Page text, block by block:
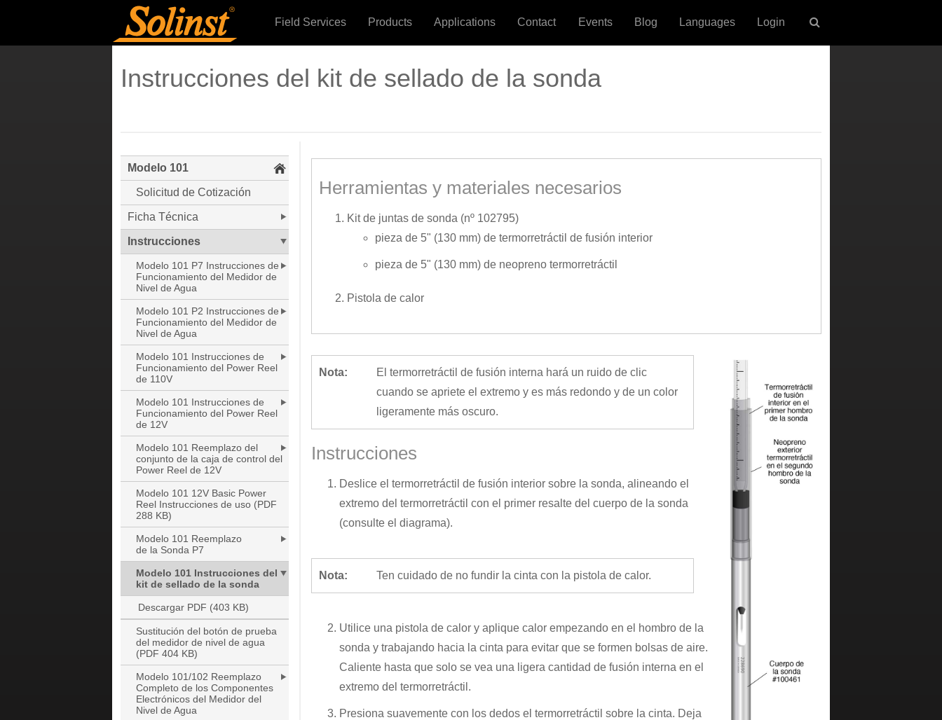
Field Services Products Applications Contact Events Blog Languages Login
Instrucciones del kit de sellado de la sonda
Herramientas y materiales necesarios
Kit de juntas de sonda (nº 102795)
pieza de 5" (130 mm) de termorretráctil de fusión interior
pieza de 5" (130 mm) de neopreno termorretráctil
Pistola de calor
Nota:
El termorretráctil de fusión interna hará un ruido de clic
cuando se apriete el extremo y es más redondo y de un color
ligeramente más oscuro.
Instrucciones
Deslice el termorretráctil de fusión interior sobre la sonda, alineando el
extremo del termorretráctil con el primer resalte del cuerpo de la sonda
(consulte el diagrama).
Nota: Ten cuidado de no fundir la cinta con la pistola de calor.
Utilice una pistola de calor y aplique calor empezando en el hombro de la
sonda y trabajando hacia la cinta para evitar que se formen bolsas de aire.
Caliente hasta que solo se vea una ligera cantidad de fusión interna en el
extremo del termorretráctil.
Presiona suavemente con los dedos el termorretráctil sobre la cinta. Deja
Modelo 101
Solicitud de Cotización
Ficha Técnica
Instrucciones
Modelo 101 P7 Instrucciones de
Funcionamiento del Medidor de
Nivel de Agua
Modelo 101 P2 Instrucciones de
Funcionamiento del Medidor de
Nivel de Agua
Modelo 101 Instrucciones de
Funcionamiento del Power Reel
de 110V
Modelo 101 Instrucciones de
Funcionamiento del Power Reel
de 12V
Modelo 101 Reemplazo del
conjunto de la caja de control del
Power Reel de 12V
Modelo 101 12V Basic Power
Reel Instrucciones de uso (PDF
288 KB)
Modelo 101 Reemplazo
de la Sonda P7
Modelo 101 Instrucciones del
kit de sellado de la sonda
Descargar PDF (403 KB)
Sustitución del botón de prueba
del medidor de nivel de agua
(PDF 404 KB)
Modelo 101/102 Reemplazo
Completo de los Componentes
Electrónicos del Medidor del
Nivel de Agua